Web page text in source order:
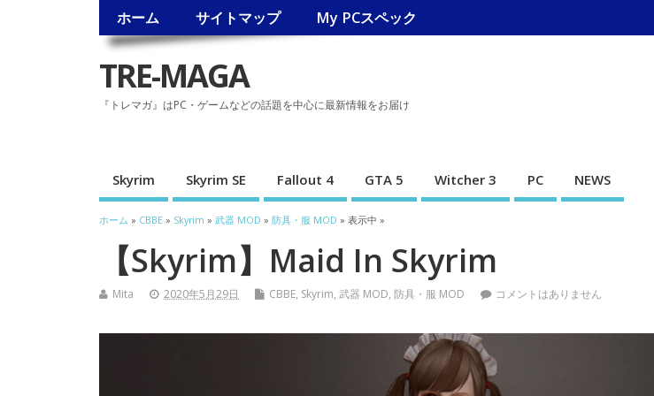
ホーム サイトマップ My PCスペック
TRE-MAGA
『トレマガ』はPC・ゲームなどの話題を中心に最新情報をお届け
Skyrim Skyrim SE Fallout 4 GTA 5 Witcher 3 PC NEWS
ホーム » CBBE » Skyrim » 武器 MOD » 防具・服 MOD » 表示中 »
【Skyrim】Maid In Skyrim
Mita 2020年5月29日 CBBE, Skyrim, 武器 MOD, 防具・服 MOD コメントはありません